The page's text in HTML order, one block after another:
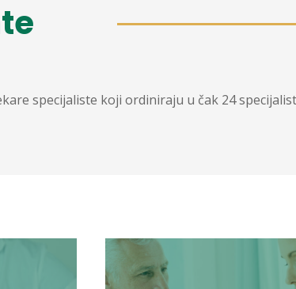
specijaliste koji ordiniraju u čak 24